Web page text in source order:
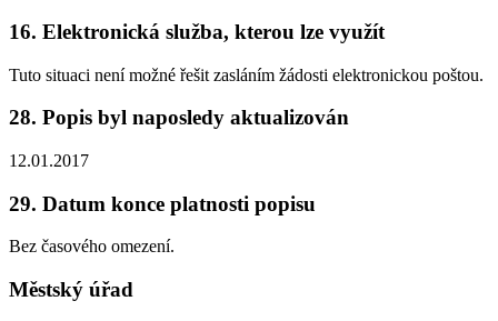
16. Elektronická služba, kterou lze využít
Tuto situaci není možné řešit zasláním žádosti elektronickou poštou.
28. Popis byl naposledy aktualizován
12.01.2017
29. Datum konce platnosti popisu
Bez časového omezení.
Městský úřad